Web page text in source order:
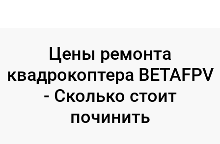
Цены ремонта
квадрокоптера BETAFPV
- Сколько стоит
починить